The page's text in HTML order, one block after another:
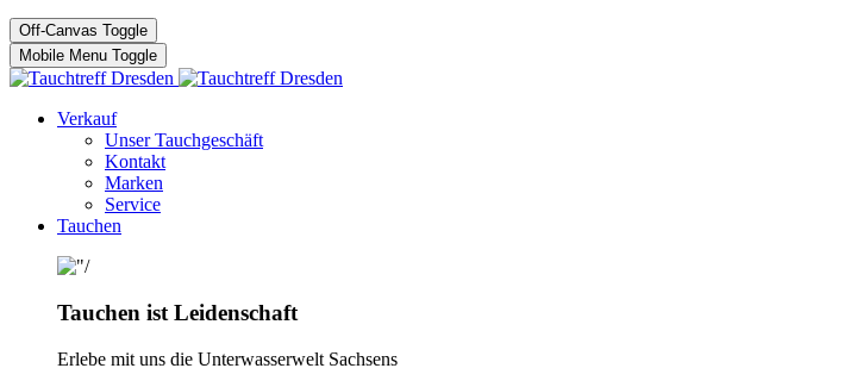
Off-Canvas Toggle
Mobile Menu Toggle
Verkauf
Unser Tauchgeschäft
Kontakt
Marken
Service
Tauchen
Tauchen ist Leidenschaft
Erlebe mit uns die Unterwasserwelt Sachsens